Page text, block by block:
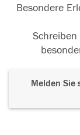
Besondere
Melden Sie